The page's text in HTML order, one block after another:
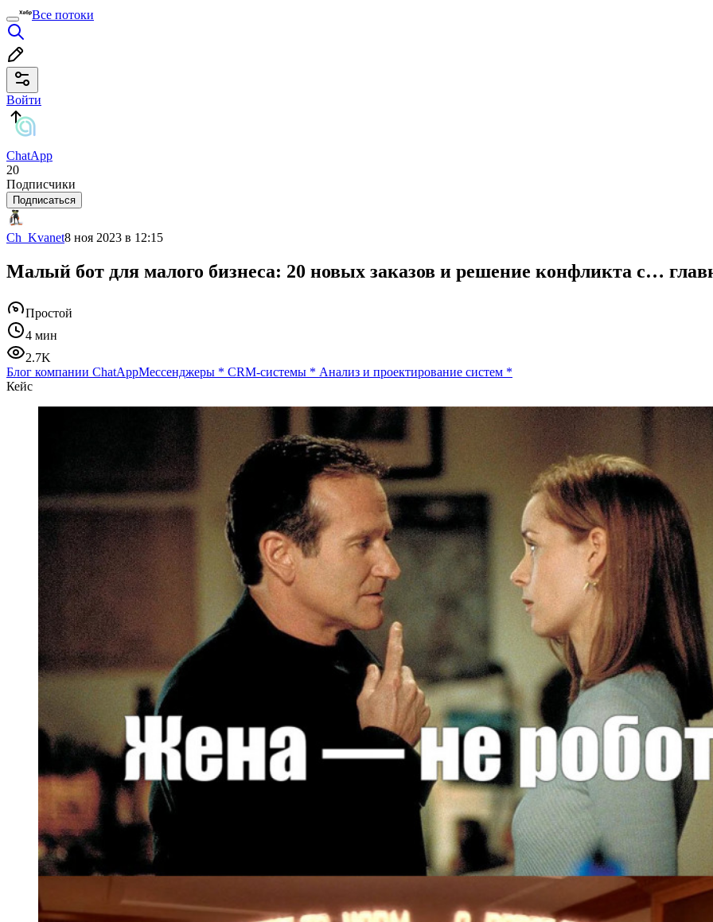
Все потоки
Войти
ChatApp
20
Подписчики
Подписаться
Ch_Kvanet8 ноя 2023 в 12:15
Малый бот для малого бизнеса: 20 новых заказов и решение конфликта с…
Простой
4 мин
2.7K
Блог компании ChatAppМессенджеры * CRM-системы * Анализ и проектирование систем *
Кейс